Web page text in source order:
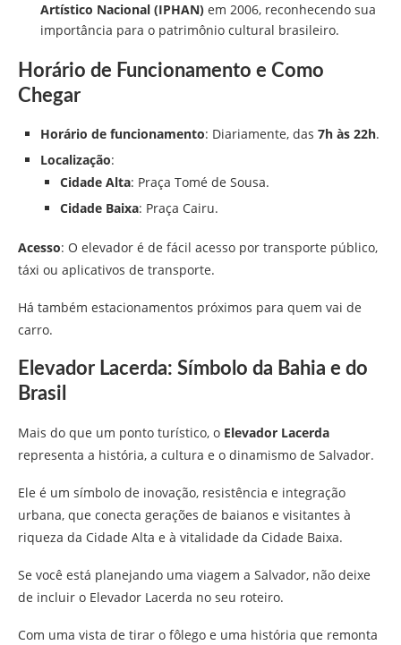
Artístico Nacional (IPHAN) em 2006, reconhecendo sua
importância para o patrimônio cultural brasileiro.
Horário de Funcionamento e Como
Chegar
Horário de funcionamento: Diariamente, das 7h às 22h.
Localização:
Cidade Alta: Praça Tomé de Sousa.
Cidade Baixa: Praça Cairu.
Acesso: O elevador é de fácil acesso por transporte público,
táxi ou aplicativos de transporte.
Há também estacionamentos próximos para quem vai de
carro.
Elevador Lacerda: Símbolo da Bahia e do
Brasil
Mais do que um ponto turístico, o Elevador Lacerda
representa a história, a cultura e o dinamismo de Salvador.
Ele é um símbolo de inovação, resistência e integração
urbana, que conecta gerações de baianos e visitantes à
riqueza da Cidade Alta e à vitalidade da Cidade Baixa.
Se você está planejando uma viagem a Salvador, não deixe
de incluir o Elevador Lacerda no seu roteiro.
Com uma vista de tirar o fôlego e uma história que remonta